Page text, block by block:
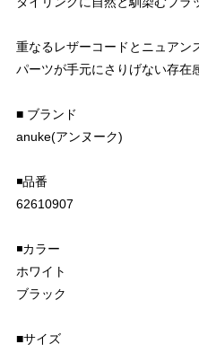
重なるレザーコードとニュアン
パーツが手元にさりげない存在
■ ブランド
anuke(アンヌーク)
◾️品番
62610907
◾️カラー
ホワイト
ブラック
■サイズ